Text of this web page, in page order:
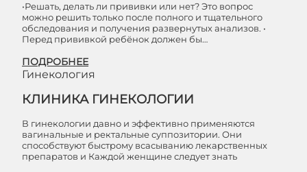
•Решать, делать ли прививки или нет? Это вопрос
можно решить только после полного и тщательного
обследования и получения развернутых анализов. •
Перед прививкой ребёнок должен бы…
ПОДРОБНЕЕ
Гинекология
КЛИНИКА ГИНЕКОЛОГИИ
В гинекологии давно и эффективно применяются
вагинальные и ректальные суппозитории. Они
способствуют быстрому всасыванию лекарственных
препаратов и Каждой женщине следует знать